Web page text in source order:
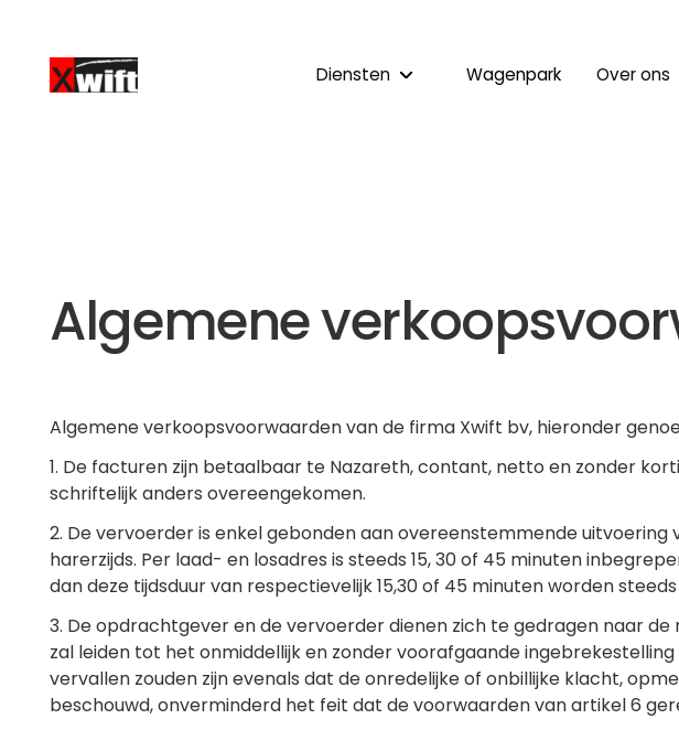
Diensten Wagenpark Over ons
Algemene
Algemene verkoopsvoorwaarden van de firma Xwift bv, hieronder
1. De facturen zijn betaalbaar te Nazareth, contant, netto en zonder
schriftelijk anders overeengekomen.
2. De vervoerder is enkel gebonden aan overeenstemmende
harerzijds. Per laad- en losadres is steeds 15, 30 of 45 minuten
dan deze tijdsduur van respectievelijk 15,30 of 45 minuten worden
3. De opdrachtgever en de vervoerder dienen zich te gedragen naar de
zal leiden tot het onmiddellijk en zonder voorafgaande
vervallen zouden zijn evenals dat de onredelijke of onbillijke klacht,
beschouwd, onverminderd het feit dat de voorwaarden van artikel 6